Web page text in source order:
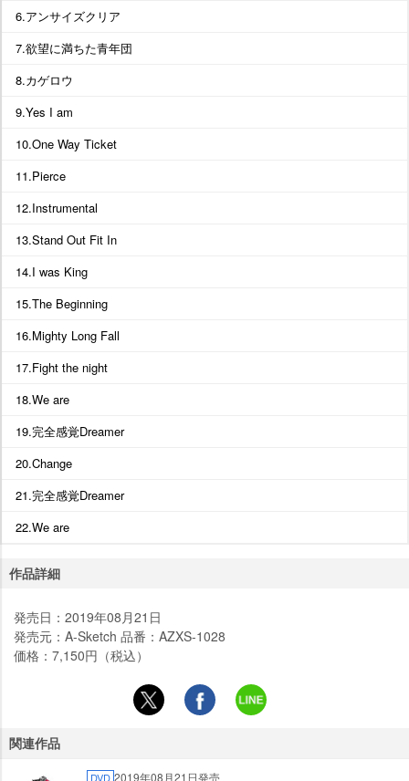
6.アンサイズクリア
7.欲望に満ちた青年団
8.カゲロウ
9.Yes I am
10.One Way Ticket
11.Pierce
12.Instrumental
13.Stand Out Fit In
14.I was King
15.The Beginning
16.Mighty Long Fall
17.Fight the night
18.We are
19.完全感覚Dreamer
20.Change
21.完全感覚Dreamer
22.We are
作品詳細
発売日：2019年08月21日
発売元：A-Sketch 品番：AZXS-1028
価格：7,150円（税込）
関連作品
DVD 2019年08月21日発売